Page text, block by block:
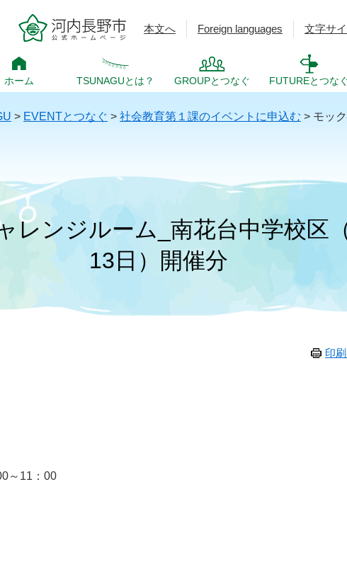
本文へ Foreign languages 文字サ
ホーム TSUNAGUとは？ GROUPとつなぐ FUTUREとつな
> EVENTとつなぐ > 社会教育第１課のイベントに申込む > モッ
レンジルーム_南花台中学校区
13日）開催分
印
～11：00